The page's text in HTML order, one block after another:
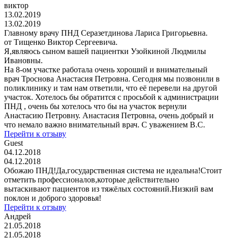
виктор
13.02.2019
13.02.2019
Главному врачу ПНД Серазетдинова Лариса Григорьевна.
от Тищенко Виктор Сергеевича.
Я,являюсь сыном вашей пациентки Узойкиной Людмилы
Ивановны.
На 8-ом участке работала очень хороший и внимательный
врач Троснова Анастасия Петровна. Сегодня мы позвонили в
поликлинику и там нам ответили, что её перевели на другой
участок. Хотелось бы обратится с просьбой к администрации
ПНД , очень бы хотелось что бы на участок вернули
Анастасию Петровну. Анастасия Петровна, очень добрый и
что немало важно внимательный врач. С уважением В.С.
Перейти к отзыву
Guest
04.12.2018
04.12.2018
Обожаю ПНД!Да,государственная система не идеальна!Стоит
отметить профессионалов,которые действительно
вытаскивают пациентов из тяжёлых состояний.Низкий вам
поклон и доброго здоровья!
Перейти к отзыву
Андрей
21.05.2018
21.05.2018